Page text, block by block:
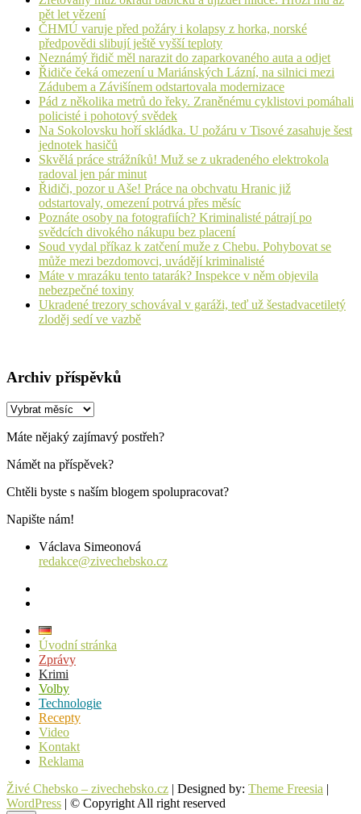
pět let vězení
ČHMÚ varuje před požáry i kolapsy z horka, norské
předpovědi slibují ještě vyšší teploty
Neznámý řidič měl narazit do zaparkovaného auta a odjet
Řidiče čeká omezení u Mariánských Lázní, na silnici mezi
Zádubem a Závišínem odstartovala modernizace
Pád z několika metrů do řeky. Zraněnému cyklistovi pomáhali
policisté i pohotový svědek
Na Sokolovsku hoří skládka. U požáru v Tisové zasahuje šest
jednotek hasičů
Skvělá práce strážníků! Muž se z ukradeného elektrokola
radoval jen pár minut
Řidiči, pozor u Aše! Práce na obchvatu Hranic již
odstartovaly, omezení potrvá přes měsíc
Poznáte osoby na fotografiích? Kriminalisté pátrají po
svědcích divokého nákupu bez placení
Soud vydal příkaz k zatčení muže z Chebu. Pohybovat se
může mezi bezdomovci, uvádějí kriminalisté
Máte v mrazáku tento tatarák? Inspekce v něm objevila
nebezpečné toxiny
Ukradené trezory schovával v garáži, teď už šestadvacetiletý
zloděj sedí ve vazbě
Archiv příspěvků
Archiv
Máte nějaký zajímavý postřeh?
Námět na příspěvek?
Chtěli byste s naším blogem spolupracovat?
Napište nám!
Václava Simeonová
redakce@zivechebsko.cz
Úvodní stránka
Zprávy
Krimi
Volby
Technologie
Recepty
Video
Kontakt
Reklama
Živé Chebsko – zivechebsko.cz | Designed by: Theme Freesia |
WordPress | © Copyright All right reserved